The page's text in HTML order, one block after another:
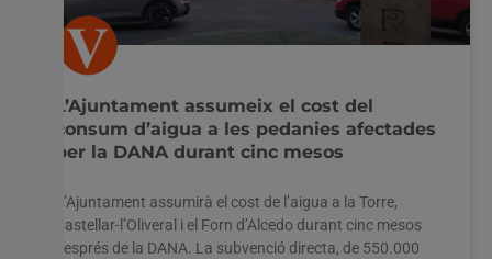
L’Ajuntament assumeix el cost del
consum d’aigua a les pedanies afectades
per la DANA durant cinc mesos
L’Ajuntament assumirà el cost de l’aigua a la Torre,
Castellar-l’Oliveral i el Forn d’Alcedo durant cinc mesos
després de la DANA. La subvenció directa, de 550.000